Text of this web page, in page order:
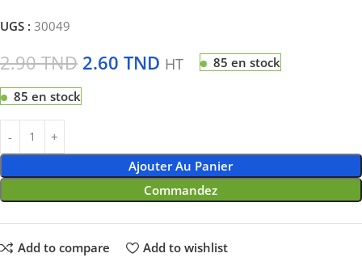
UGS : 30049
2.90TND 2.60 TND HT 85 en stock
85 en stock
Ajouter Au Panier
Commandez
Add to compare Add to wishlist